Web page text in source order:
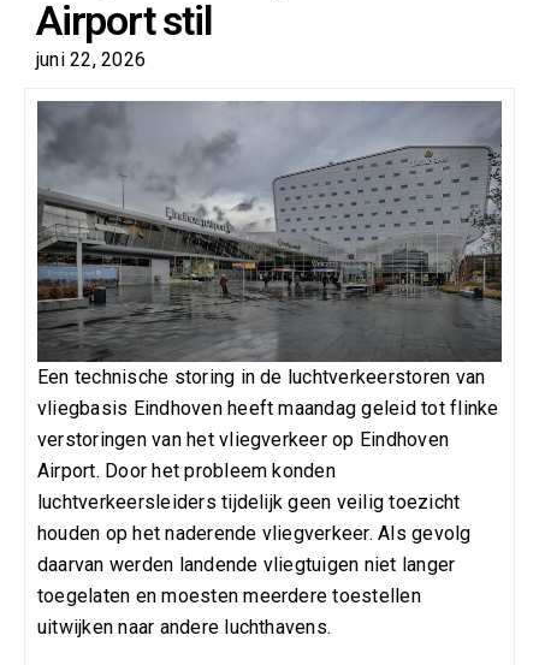
Airport stil
juni 22, 2026
Een technische storing in de luchtverkeerstoren van
vliegbasis Eindhoven heeft maandag geleid tot flinke
verstoringen van het vliegverkeer op Eindhoven
Airport. Door het probleem konden
luchtverkeersleiders tijdelijk geen veilig toezicht
houden op het naderende vliegverkeer. Als gevolg
daarvan werden landende vliegtuigen niet langer
toegelaten en moesten meerdere toestellen
uitwijken naar andere luchthavens.